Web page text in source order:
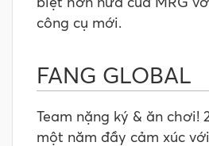
công cụ mới.
FANG GLOBAL
Team nặng ký & ăn chơi!
một năm đầy cảm xúc